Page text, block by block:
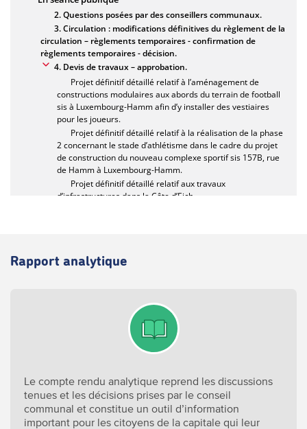
Rapport analytique
Le compte rendu analytique reprend les discussions
tenues et les décisions prises par le conseil
communal et constitue un outil d’information
important pour les citoyens de la capitale qui leur